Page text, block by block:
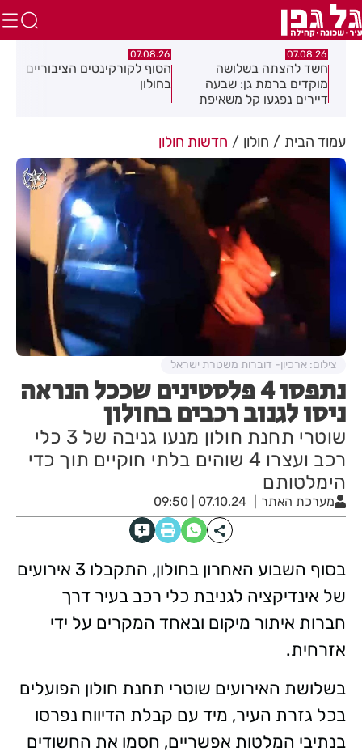
07.08.26
חשד להצתה בשלושה
מוקדים ברמת גן: שבעה
דיירים נפגעו קל משאיפת
07.08.26
הסוף לקורקינטים הציבוריים
בחולון
עמוד הבית חולון חדשות חולון
נתפסו 4 פלסטינים שככל הנראה
ניסו לגנוב רכבים בחולון
שוטרי תחנת חולון מנעו גניבה של 3 כלי
רכב ועצרו 4 שוהים בלתי חוקיים תוך כדי
הימלטותם
מערכת האתר 07.10.24 | 09:50
צילום: ארכיון- דוברות משטרת ישראל
בסוף השבוע האחרון בחולון, התקבלו 3 אירועים
של אינדיקציה לגניבת כלי רכב בעיר דרך
חברות איתור מיקום ובאחד המקרים על ידי
אזרחית.
בשלושת האירועים שוטרי תחנת חולון הפועלים
בכל גזרת העיר, מיד עם קבלת הדיווח נפרסו
בנתיבי המלטות אפשריים, חסמו את החשודים